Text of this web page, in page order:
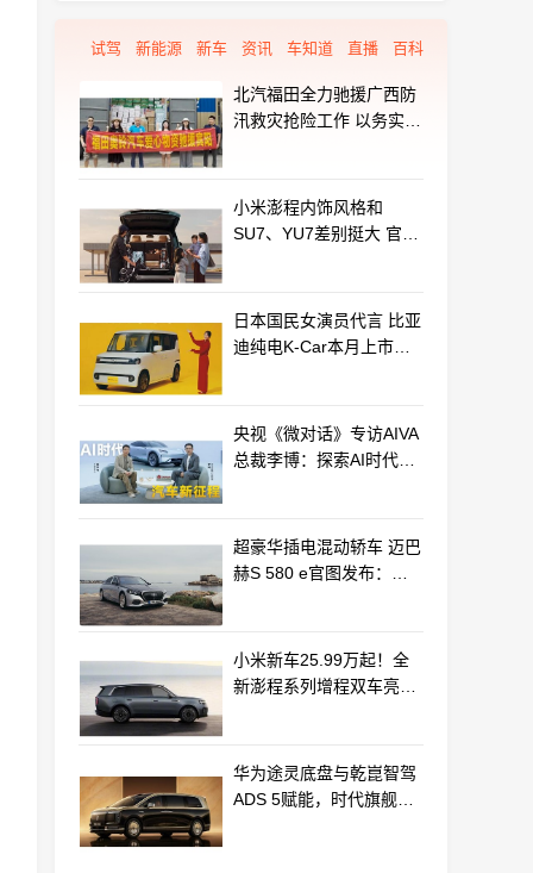
试驾 新能源 新车 资讯 车知道 直播 百科
北汽福田全力驰援广西防
汛救灾抢险工作 以务实行
小米澎程内饰风格和
SU7、YU7差别挺大 官方
日本国民女演员代言 比亚
迪纯电K-Car本月上市：
央视《微对话》专访AIVA
总裁李博：探索AI时代汽
超豪华插电混动轿车 迈巴
赫S 580 e官图发布：老
小米新车25.99万起！全
新澎程系列增程双车亮相
华为途灵底盘与乾崑智驾
ADS 5赋能，时代旗舰